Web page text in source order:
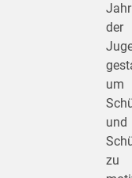
Jahr
der
um
und
zu